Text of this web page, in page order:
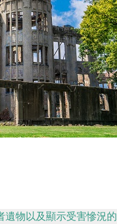
物以及顯示受害慘況